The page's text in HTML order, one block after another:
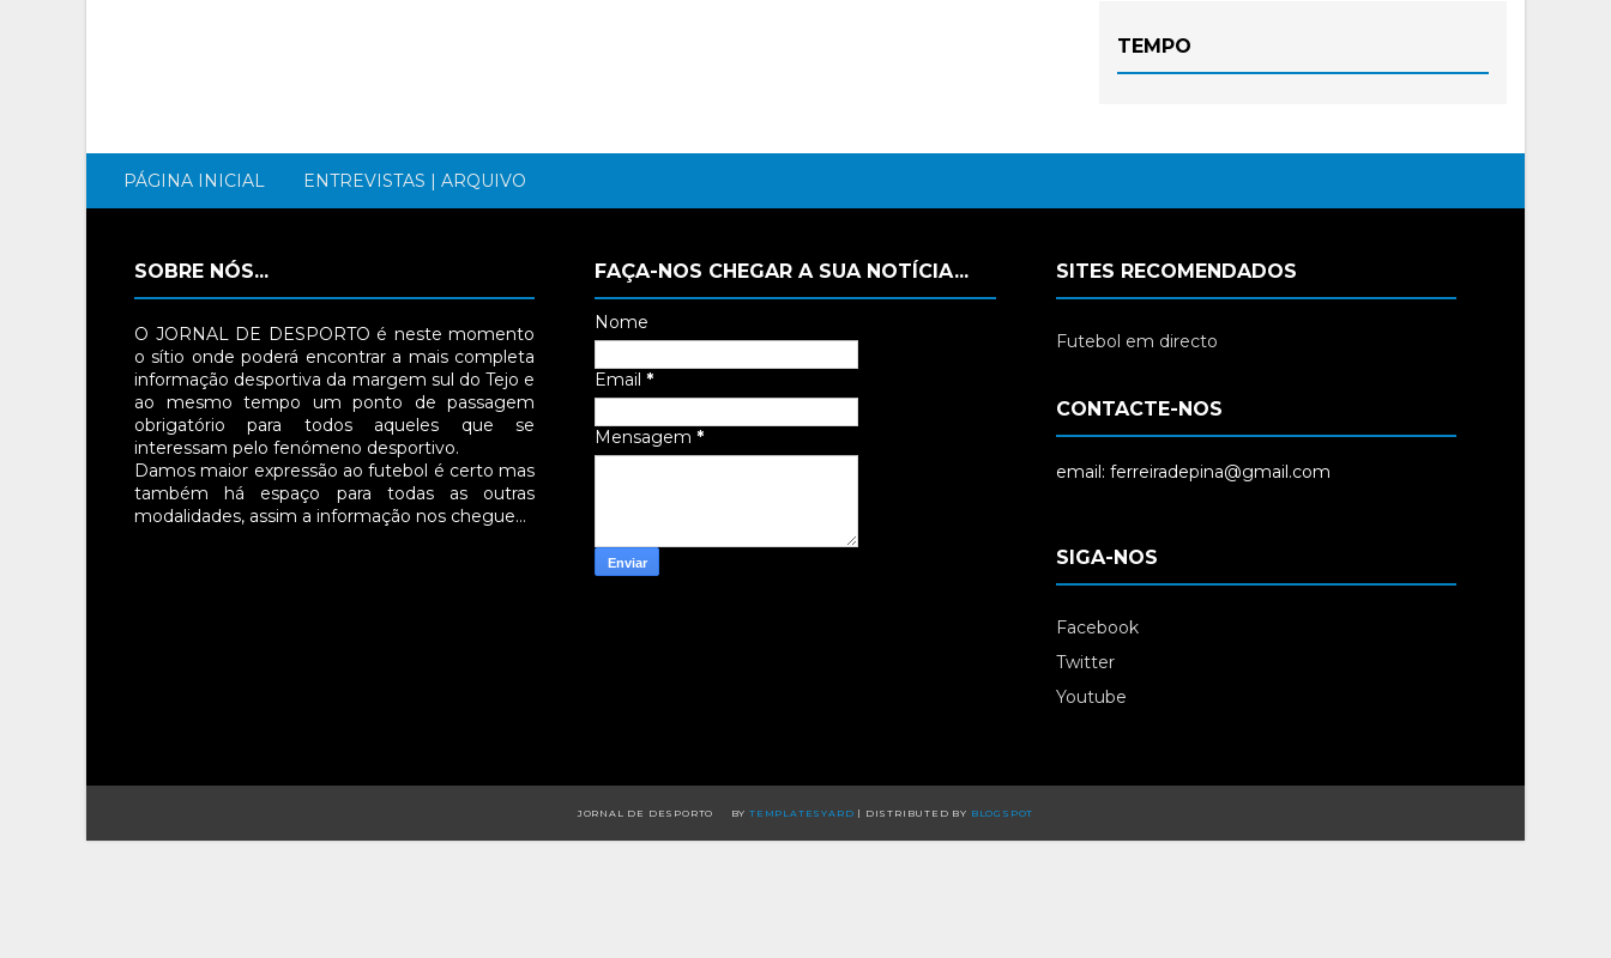
TEMPO
PÁGINA INICIAL ENTREVISTAS | ARQUIVO
SOBRE NÓS...
O JORNAL DE DESPORTO é neste momento
o sítio onde poderá encontrar a mais completa
informação desportiva da margem sul do Tejo e
ao mesmo tempo um ponto de passagem
obrigatório para todos aqueles que se
interessam pelo fenómeno desportivo.
Damos maior expressão ao futebol é certo mas
também há espaço para todas as outras
modalidades, assim a informação nos chegue…
FAÇA-NOS CHEGAR A SUA NOTÍCIA...
Nome
Email *
Mensagem *
SITES RECOMENDADOS
Futebol em directo
CONTACTE-NOS
email: ferreiradepina@gmail.com
SIGA-NOS
Facebook
Twitter
Youtube
JORNAL DE DESPORTO BY TEMPLATESYARD | DISTRIBUTED BY BLOGSPOT